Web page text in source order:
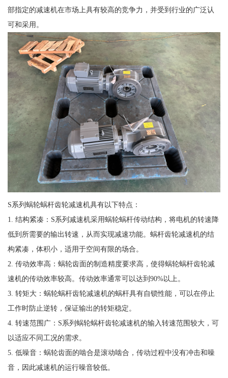
部指定的减速机在市场上具有较高的竞争力，并受到行业的广泛认
可和采用。
S系列蜗轮蜗杆齿轮减速机具有以下特点：
1. 结构紧凑：S系列减速机采用蜗轮蜗杆传动结构，将电机的转速降
低到所需要的输出转速，从而实现减速功能。蜗杆齿轮减速机的结
构紧凑，体积小，适用于空间有限的场合。
2. 传动效率高：蜗轮齿面的制造精度要求高，使得蜗轮蜗杆齿轮减
速机的传动效率较高。传动效率通常可以达到90%以上。
3. 转矩大：蜗轮蜗杆齿轮减速机的蜗杆具有自锁性能，可以在停止
工作时防止逆转，保证输出的转矩稳定。
4. 转速范围广：S系列蜗轮蜗杆齿轮减速机的输入转速范围较大，可
以适应不同工况的需求。
5. 低噪音：蜗轮齿面的啮合是滚动啮合，传动过程中没有冲击和噪
音，因此减速机的运行噪音较低。